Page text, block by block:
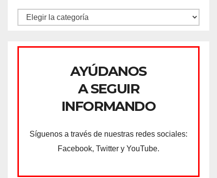
CATEGORÍAS
AYÚDANOS
A SEGUIR
INFORMANDO
Síguenos a través de nuestras redes sociales:
Facebook, Twitter y YouTube.